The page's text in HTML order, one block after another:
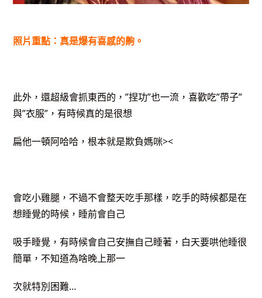
照片重點：真是爆有喜感的齁。
此外，還超級會抓東西的，”捏功”也一流，喜歡吃”帶子”
與”衣服”，有時候真的是很想
扁他一頓阿哈哈，根本就是欺負媽咪><
會吃小雞腿，不過不會整天吃手那樣，吃手的時候都是在
想睡覺的時候，睡前會自己
吸手睡覺，有時候會自己安撫自己睡著，白天要哄他睡很
簡單，不知道為啥晚上那一
次就特別困難…